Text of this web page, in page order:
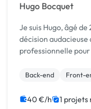
Hugo Bocquet
Je suis Hugo, âgé
décision
professionnelle
d'apprentissage, j'ai
Back-end Front-
40 €/h 1 projets